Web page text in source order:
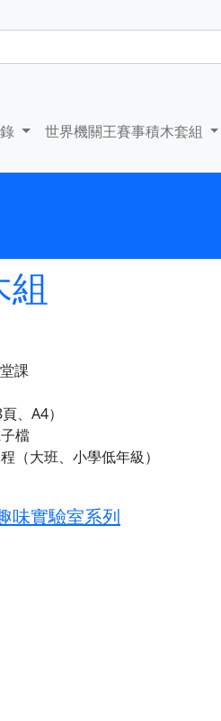
世界機關王賽事積木套組
課
、A4）
檔
（大班、小學低年級）
味實驗室系列